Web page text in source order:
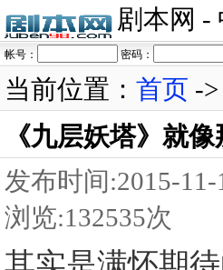
剧本网 -
帐号： 密码：
当前位置： 首页 ->
《九层妖塔》就
发布时间:2015-11-
浏览:132535次